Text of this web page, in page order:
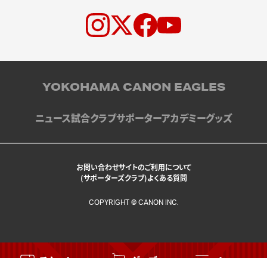
YOKOHAMA CANON EAGLES
ニュース試合クラブサポーターアカデミーグッズ
お問い合わせサイトのご利用について
(サポーターズクラブ)よくある質問
COPYRIGHT © CANON INC.